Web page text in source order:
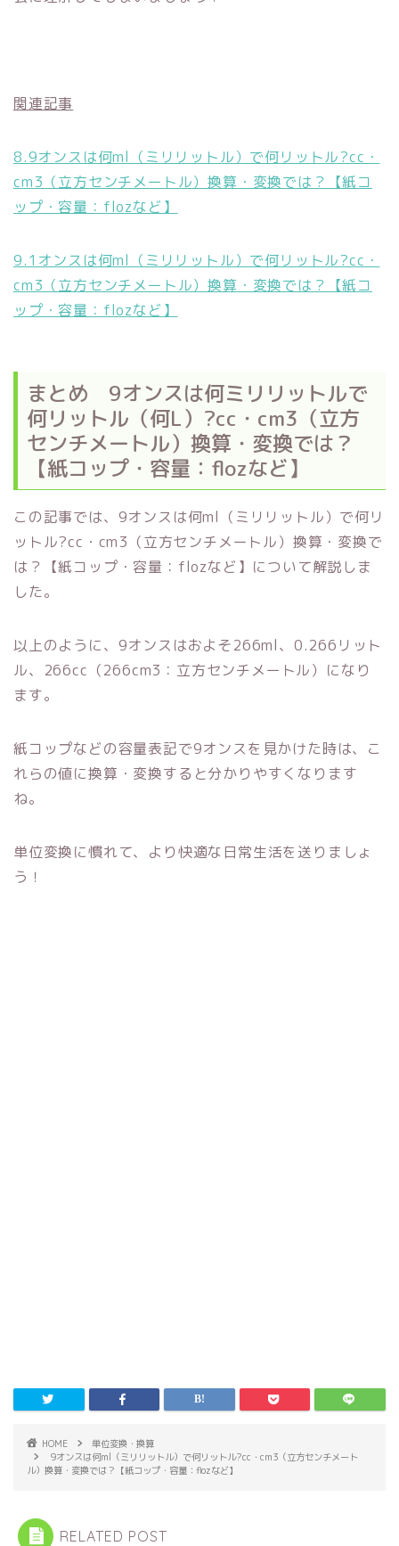
関連記事
8.9オンスは何ml（ミリリットル）で何リットル?cc・
cm3（立方センチメートル）換算・変換では？【紙コ
ップ・容量：flozなど】
9.1オンスは何ml（ミリリットル）で何リットル?cc・
cm3（立方センチメートル）換算・変換では？【紙コ
ップ・容量：flozなど】
まとめ 9オンスは何ミリリットルで
何リットル（何L）?cc・cm3（立方
センチメートル）換算・変換では？
【紙コップ・容量：flozなど】
この記事では、9オンスは何ml（ミリリットル）で何リ
ットル?cc・cm3（立方センチメートル）換算・変換で
は？【紙コップ・容量：flozなど】について解説しま
した。
以上のように、9オンスはおよそ266ml、0.266リット
ル、266cc（266cm3：立方センチメートル）になり
ます。
紙コップなどの容量表記で9オンスを見かけた時は、こ
れらの値に換算・変換すると分かりやすくなります
ね。
単位変換に慣れて、より快適な日常生活を送りましょ
う！
HOME
単位変換・換算
9オンスは何ml（ミリリットル）で何リットル?cc・cm3（立方センチメート
ル）換算・変換では？【紙コップ・容量：flozなど】
RELATED POST